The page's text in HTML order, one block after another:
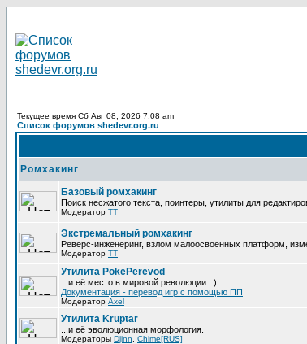
Текущее время Сб Авг 08, 2026 7:08 am
Список форумов shedevr.org.ru
Ромхакинг
Базовый ромхакинг
Поиск несжатого текста, поинтеры, утилиты для
Модератор TT
Экстремальный ромхакинг
Реверс-инженеринг, взлом малоосвоенных платформ,
Модератор TT
Утилита PokePerevod
...и её место в мировой революции. :)
Документация - перевод игр с помощью ПП
Модератор Axel
Утилита Kruptar
...и её эволюционная морфология.
Модераторы Djinn Chime[RUS]